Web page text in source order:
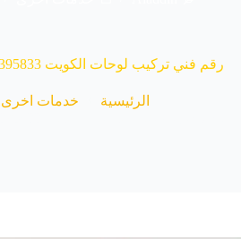
رقم فني تركيب لوحات الكويت 69395833 | اطلب خدمة
الرئيسية
خدمات اخرى